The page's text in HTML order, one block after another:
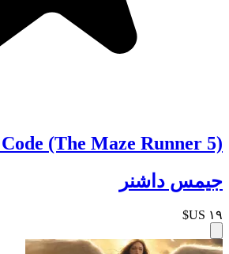
(The Maze Runner 5)
جيمس داشنر